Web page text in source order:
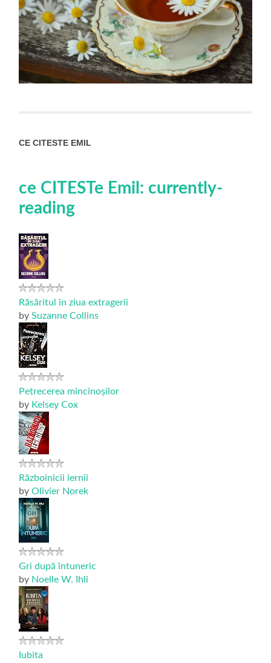
CE CITESTE EMIL
ce CITESTe Emil: currently-
reading
Răsăritul în ziua extragerii
bySuzanne Collins
Petrecerea mincinoșilor
by Kelsey Cox
Războinicii iernii
byOlivier Norek
Gri după întuneric
by Noelle W. Ihli
Iubita